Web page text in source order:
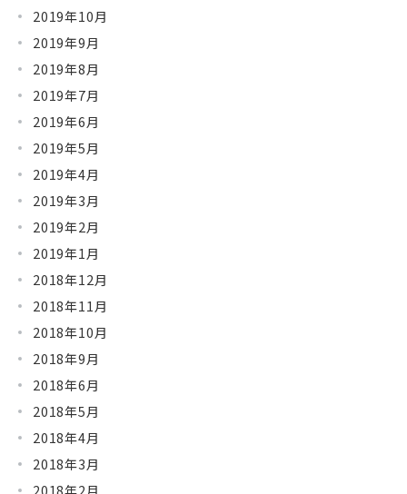
2019年10月
2019年9月
2019年8月
2019年7月
2019年6月
2019年5月
2019年4月
2019年3月
2019年2月
2019年1月
2018年12月
2018年11月
2018年10月
2018年9月
2018年6月
2018年5月
2018年4月
2018年3月
2018年2月